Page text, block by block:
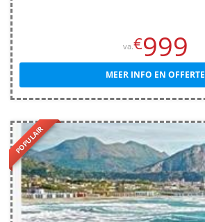
va.€999
MEER INFO EN OFFERTE
POPULAIR